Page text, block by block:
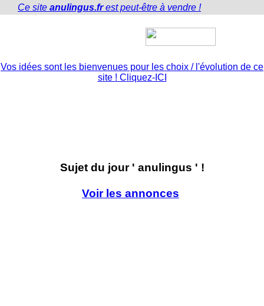
Ce site anulingus.frest peut-être à vendre !
Vos idées sont les bienvenues pour les choix / l'évolution de ce
site ! Cliquez-ICI
Sujet du jour ' anulingus ' !
Voir les annonces